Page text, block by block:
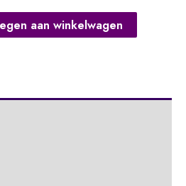
aan winkelwagen